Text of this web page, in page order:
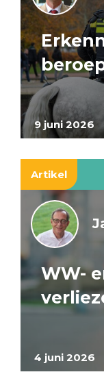
9 juni 2026
Artikel
4 juni 2026
WW-